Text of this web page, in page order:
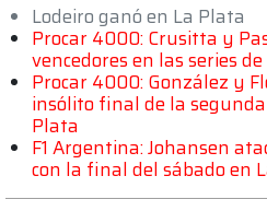
Lodeiro ganó en La Plata
Procar 4000: Crusitta y
vencedores en las series
Procar 4000: González y
insólito final de la segunda
Plata
F1 Argentina: Johansen
con la final del sábado en